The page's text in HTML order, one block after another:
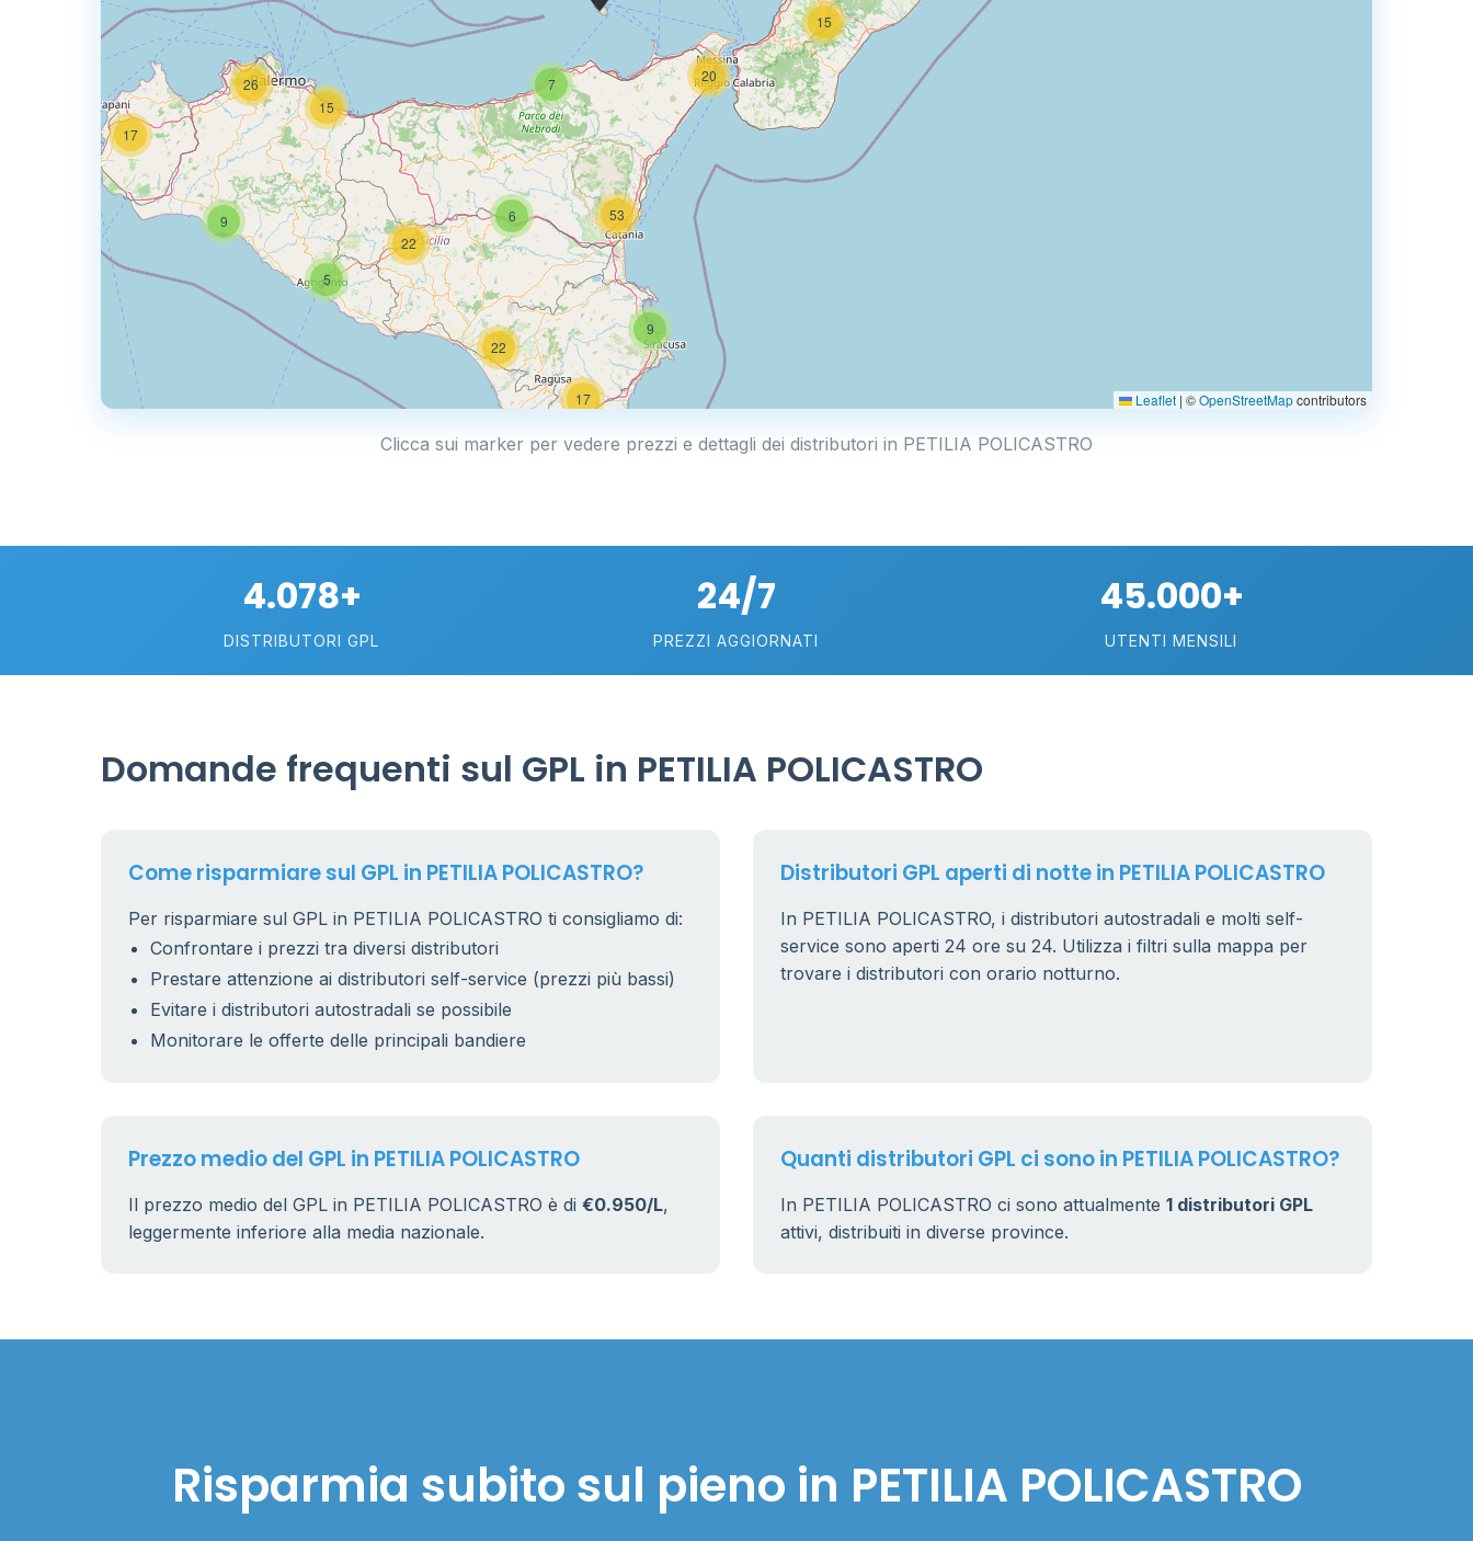
9
7 20
6 53
17
15
26
5
9
17
22
22
15
Leaflet | ©OpenStreetMapcontributors
Clicca sui marker per vedere prezzi e dettagli dei distributori in PETILIA POLICASTRO
4.078+
DISTRIBUTORI GPL
24/7
PREZZI AGGIORNATI
45.000+
UTENTI MENSILI
Domande frequenti sul GPL in PETILIA POLICASTRO
Come risparmiare sul GPL in PETILIA POLICASTRO?
Per risparmiare sul GPL in PETILIA POLICASTRO ti consigliamo di:
Confrontare i prezzi tra diversi distributori
Prestare attenzione ai distributori self-service (prezzi più bassi)
Evitare i distributori autostradali se possibile
Monitorare le offerte delle principali bandiere
Distributori GPL aperti di notte in PETILIA POLICASTRO
In PETILIA POLICASTRO, i distributori autostradali e molti self-
service sono aperti 24 ore su 24. Utilizza i filtri sulla mappa per
trovare i distributori con orario notturno.
Prezzo medio del GPL in PETILIA POLICASTRO
Il prezzo medio del GPL in PETILIA POLICASTRO è di €0.950/L,
leggermente inferiore alla media nazionale.
Quanti distributori GPL ci sono in PETILIA POLICASTRO?
In PETILIA POLICASTRO ci sono attualmente 1 distributori GPL
attivi, distribuiti in diverse province.
Risparmia subito sul pieno in PETILIA POLICASTRO